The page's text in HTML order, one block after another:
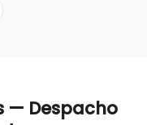
— Despacho